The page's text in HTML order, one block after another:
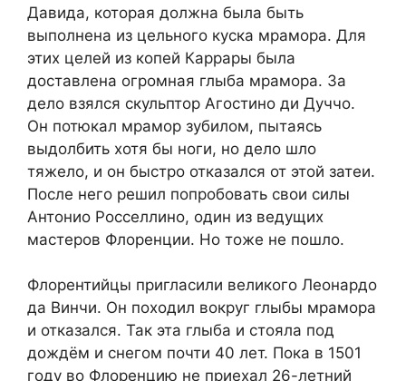
Давида, которая должна была быть
выполнена из цельного куска мрамора. Для
этих целей из копей Каррары была
доставлена огромная глыба мрамора. За
дело взялся скульптор Агостино ди Дуччо.
Он потюкал мрамор зубилом, пытаясь
выдолбить хотя бы ноги, но дело шло
тяжело, и он быстро отказался от этой затеи.
После него решил попробовать свои силы
Антонио Росселлино, один из ведущих
мастеров Флоренции. Но тоже не пошло.
Флорентийцы пригласили великого Леонардо
да Винчи. Он походил вокруг глыбы мрамора
и отказался. Так эта глыба и стояла под
дождём и снегом почти 40 лет. Пока в 1501
году во Флоренцию не приехал 26-летний